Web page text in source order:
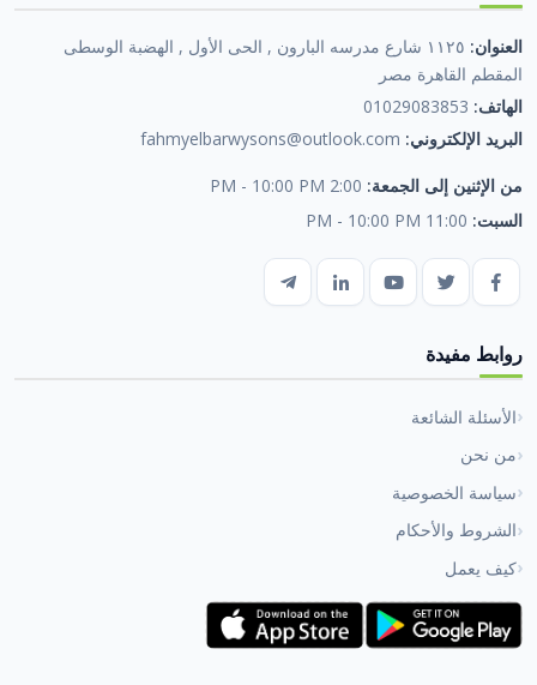
العنوان:
١١٢٥ شارع مدرسه البارون , الحى الأول , الهضبة الوسطى
المقطم القاهرة مصر
الهاتف: 01029083853
البريد الإلكتروني: fahmyelbarwysons@outlook.com
من الإثنين إلى الجمعة: 2:00 PM - 10:00 PM
السبت: 11:00 PM - 10:00 PM
روابط مفيدة
الأسئلة الشائعة
من نحن
سياسة الخصوصية
الشروط والأحكام
كيف يعمل